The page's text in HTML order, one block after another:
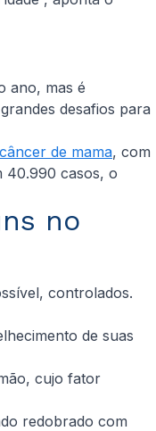
ano, mas é
desafios para
câncer de mama, com
40.990 casos, o
no
controlados.
de suas
cujo fator
redobrado com